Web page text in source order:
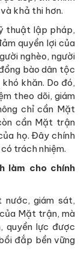
khả thi hơn.
thuật lập pháp,
quyền lợi của
nghèo, người
bào dân tộc
khăn. Do đó,
theo dõi, giám
chỉ cần Mặt
cần Mặt trận
họ. Đây chính
trách nhiệm.
làm cho chính
nước, giám sát,
Mặt trận, mà
quyền lực được
đắp bền vững